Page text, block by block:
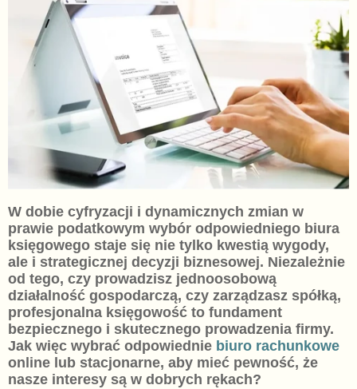
W dobie cyfryzacji i dynamicznych zmian w
prawie podatkowym wybór odpowiedniego biura
księgowego staje się nie tylko kwestią wygody,
ale i strategicznej decyzji biznesowej. Niezależnie
od tego, czy prowadzisz jednoosobową
działalność gospodarczą, czy zarządzasz spółką,
profesjonalna księgowość to fundament
bezpiecznego i skutecznego prowadzenia firmy.
Jak więc wybrać odpowiednie biuro rachunkowe
online lub stacjonarne, aby mieć pewność, że
nasze interesy są w dobrych rękach?